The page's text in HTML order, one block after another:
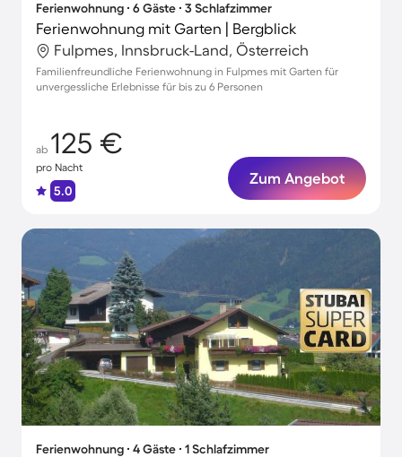
Ferienwohnung ∙ 6 Gäste ∙ 3 Schlafzimmer
Ferienwohnung mit Garten | Bergblick
Fulpmes, Innsbruck-Land, Österreich
Familienfreundliche Ferienwohnung in Fulpmes mit Garten für
unvergessliche Erlebnisse für bis zu 6 Personen
ab 125 €
pro Nacht
5.0
Zum Angebot
Ferienwohnung ∙ 4 Gäste ∙ 1 Schlafzimmer